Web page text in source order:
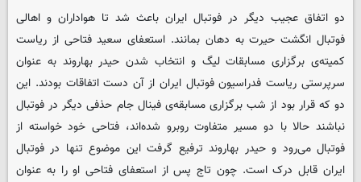
دو اتفاق عجیب دیگر در فوتبال ایران باعث شد تا هواداران و اهالی
فوتبال انگشت حیرت به دهان بمانند. استعفای سعید فتاحی از ریاست
کمیته‌ی برگزاری مسابقات لیگ و انتخاب شدن حیدر بهاروند به عنوان
سرپرستی ریاست فدراسیون فوتبال ایران از آن دست اتفاقات بودند. این
دو که قرار بود از شب برگزاری مسابقه‌ی فینال جام حذفی دیگر در فوتبال
نباشند حالا با دو مسیر متفاوت روبرو شده‌اند، فتاحی خود خواسته از
فوتبال می‌رود و حیدر بهاروند ترفیع گرفت این موضوع تنها در فوتبال
ایران قابل درک است. چون تاج پس از استعفای فتاحی او را به عنوان